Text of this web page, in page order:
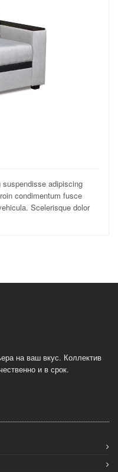
adipiscing
condimentum fusce
Scelerisque dolor
на ваш вкус. Коллектив
и в срок.